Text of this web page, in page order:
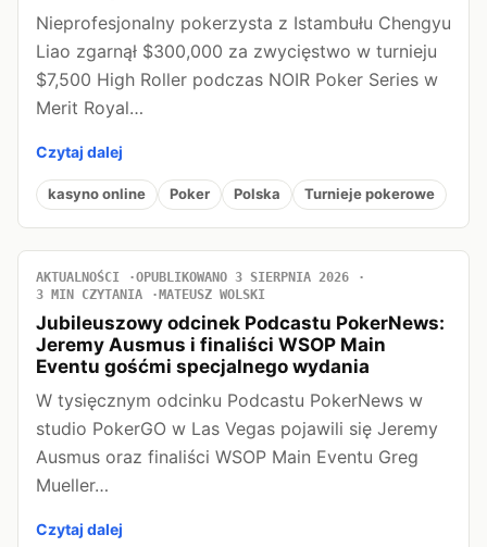
Nieprofesjonalny pokerzysta z Istambułu Chengyu
Liao zgarnął $300,000 za zwycięstwo w turnieju
$7,500 High Roller podczas NOIR Poker Series w
Merit Royal…
Czytaj dalej
kasyno online Poker Polska Turnieje pokerowe
AKTUALNOŚCI
OPUBLIKOWANO 3 SIERPNIA 2026
3 MIN CZYTANIA
MATEUSZ WOLSKI
Jubileuszowy odcinek Podcastu PokerNews:
Jeremy Ausmus i finaliści WSOP Main
Eventu gośćmi specjalnego wydania
W tysięcznym odcinku Podcastu PokerNews w
studio PokerGO w Las Vegas pojawili się Jeremy
Ausmus oraz finaliści WSOP Main Eventu Greg
Mueller…
Czytaj dalej